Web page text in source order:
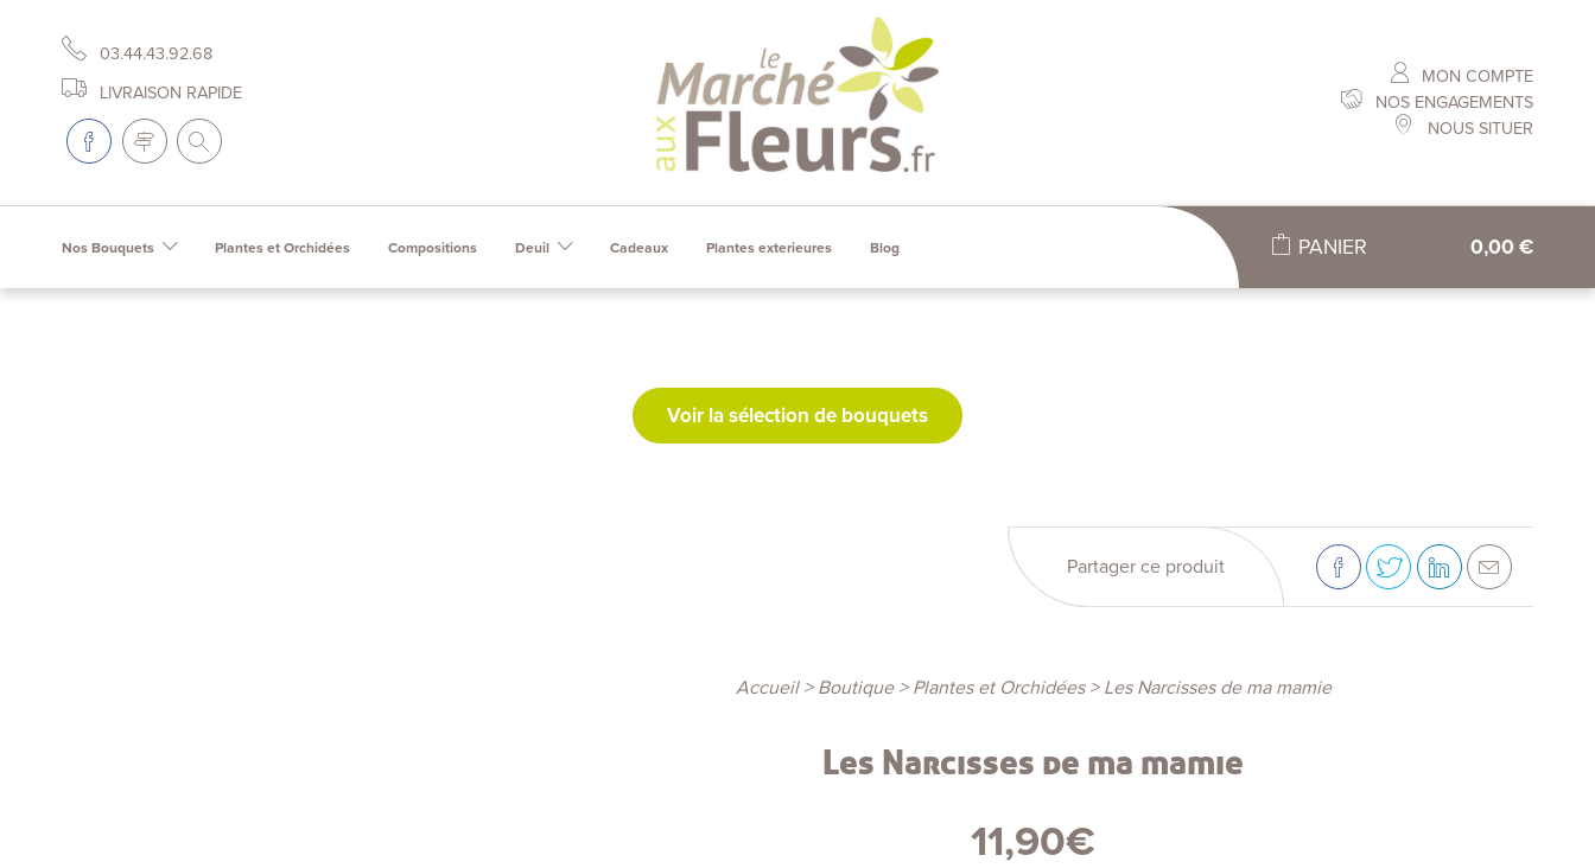
03.44.43.92.68
LIVRAISON RAPIDE
MON COMPTE
NOS ENGAGEMENTS
NOUS SITUER
Nos Bouquets Plantes et Orchidées Compositions Deuil Cadeaux Plantes exterieures Blog PANIER 0,00 €
Voir la sélection de bouquets
Partager ce produit
Accueil> Boutique> Plantes et Orchidées> Les Narcisses de ma mamie
Les Narcisses de ma mamie
11,90€